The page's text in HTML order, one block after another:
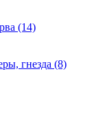
(14)
гнезда (8)